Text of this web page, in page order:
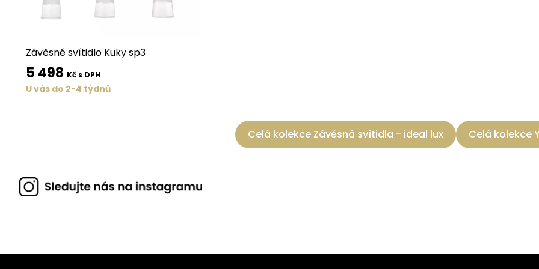
Závěsné svítidlo Kuky sp3
5 498 Kč s DPH
U vás do 2-4 týdnů
Celá kolekce Závěsná svítidla - ideal lux Celá kolekce